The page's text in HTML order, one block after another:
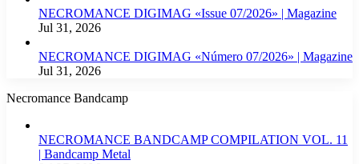
NECROMANCE DIGIMAG «Issue 07/2026» | Magazine
Jul 31, 2026
NECROMANCE DIGIMAG «Número 07/2026» | Magazine
Jul 31, 2026
Necromance Bandcamp
NECROMANCE BANDCAMP COMPILATION VOL. 11
| Bandcamp Metal